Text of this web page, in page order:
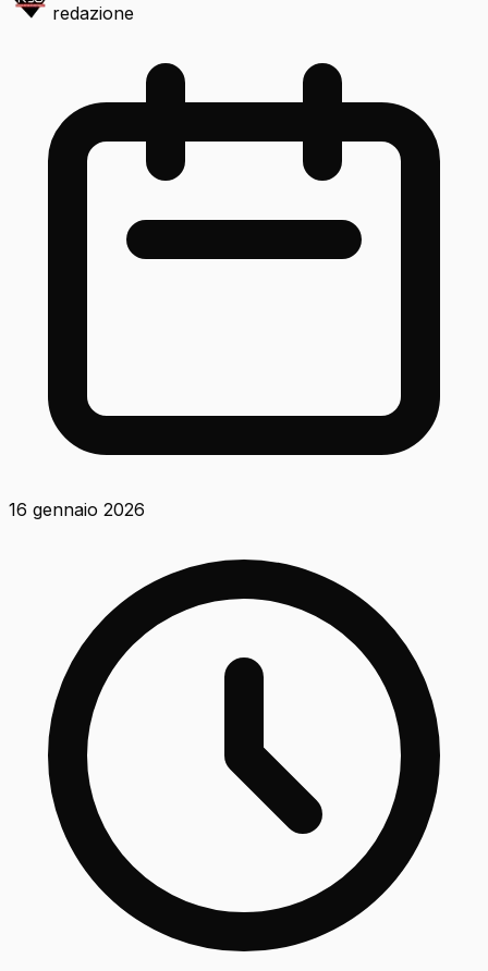
redazione
16 gennaio 2026